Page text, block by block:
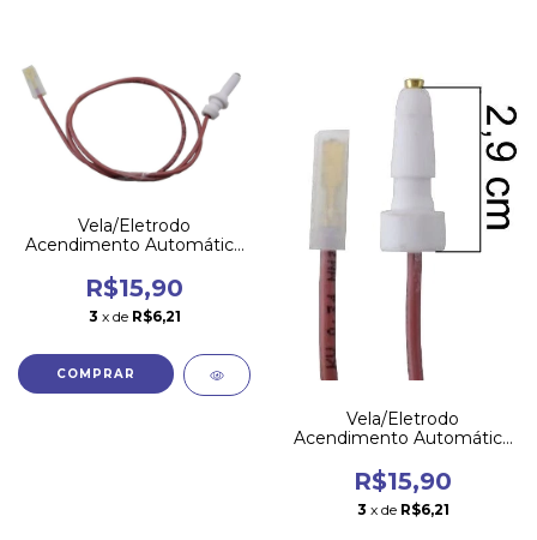
Vela/Eletrodo
Acendimento Automático
LONGA - TERMINAL
GROSSO
R$15,90
3 x de R$6,21
Vela/Eletrodo
Acendimento Automático
R$15,90
3 x de R$6,21